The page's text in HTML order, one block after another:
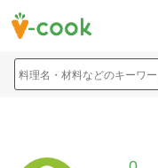
料理名・材料などのキーワ